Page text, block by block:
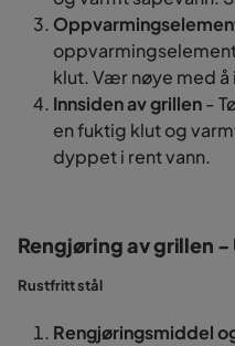
klut. Vær nøye med
Innsiden av grillen-
en fuktig klut og
dyppet i rent vann.
Rengjøring av grillen
Rustfritt stål
Rengjøringsmiddel